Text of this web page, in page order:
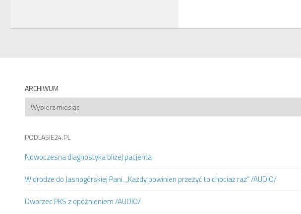
ARCHIWUM
Archiwum
PODLASIE24.PL
Nowoczesna diagnostyka bliżej pacjenta
W drodze do Jasnogórskiej Pani. „Każdy powinien przeżyć to chociaż raz” /AUDIO/
Dworzec PKS z opóźnieniem /AUDIO/